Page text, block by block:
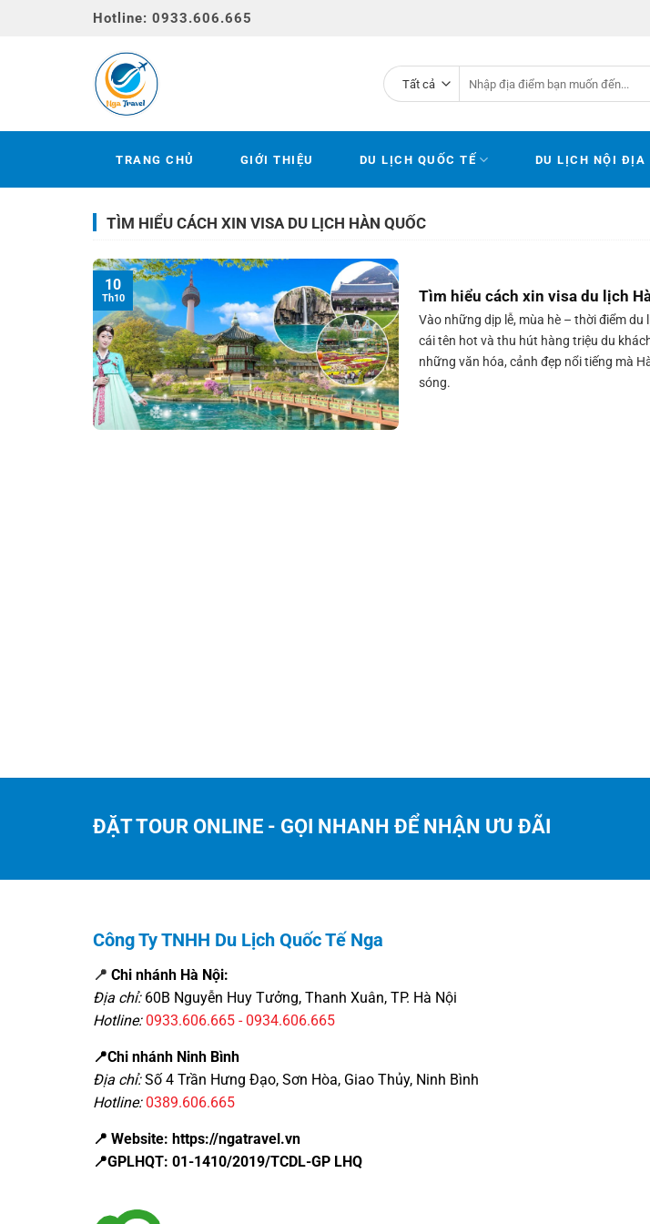
Hotline: 0933.606.665
kiếm:
TRANG CHỦ GIỚI THIỆU DU LỊCH QUỐC TẾ DU LỊCH NỘI ĐỊA
TÌM HIỂU CÁCH XIN VISA DU LỊCH HÀN QUỐC
Tìm hiểu cách xin visa du lịch
Vào những dịp lễ, mùa hè – thời điểm du
cái tên hot và thu hút hàng triệu du
những văn hóa, cảnh đẹp nổi tiếng mà
sóng.
10
Th10
ĐẶT TOUR ONLINE - GỌI NHANH ĐỂ NHẬN ƯU ĐÃI
Công Ty TNHH Du Lịch Quốc Tế Nga
📍 Chi nhánh Hà Nội:
Địa chỉ:60B Nguyễn Huy Tưởng, Thanh Xuân, TP. Hà Nội
Hotline: 0933.606.665 - 0934.606.665
📍Chi nhánh Ninh Bình
Địa chỉ:Số 4 Trần Hưng Đạo, Sơn Hòa, Giao Thủy, Ninh Bình
Hotline:0389.606.665
📍 Website: https://ngatravel.vn
📍GPLHQT: 01-1410/2019/TCDL-GP LHQ